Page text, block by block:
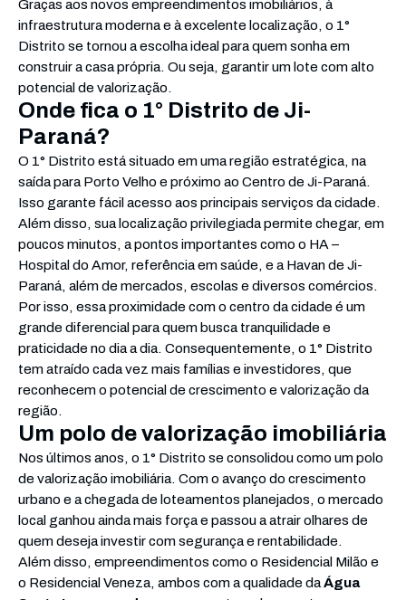
Graças aos novos empreendimentos imobiliários, à
infraestrutura moderna e à excelente localização, o 1°
Distrito se tornou a escolha ideal para quem sonha em
construir a casa própria. Ou seja, garantir um lote com alto
potencial de valorização.
Onde fica o 1° Distrito de Ji-
Paraná?
O 1° Distrito está situado em uma região estratégica, na
saída para Porto Velho e próximo ao Centro de Ji-Paraná.
Isso garante fácil acesso aos principais serviços da cidade.
Além disso, sua localização privilegiada permite chegar, em
poucos minutos, a pontos importantes como o HA –
Hospital do Amor, referência em saúde, e a Havan de Ji-
Paraná, além de mercados, escolas e diversos comércios.
Por isso, essa proximidade com o centro da cidade é um
grande diferencial para quem busca tranquilidade e
praticidade no dia a dia. Consequentemente, o 1° Distrito
tem atraído cada vez mais famílias e investidores, que
reconhecem o potencial de crescimento e valorização da
região.
Um polo de valorização imobiliária
Nos últimos anos, o 1° Distrito se consolidou como um polo
de valorização imobiliária. Com o avanço do crescimento
urbano e a chegada de loteamentos planejados, o mercado
local ganhou ainda mais força e passou a atrair olhares de
quem deseja investir com segurança e rentabilidade.
Além disso, empreendimentos como o Residencial Milão e
o Residencial Veneza, ambos com a qualidade daÁgua